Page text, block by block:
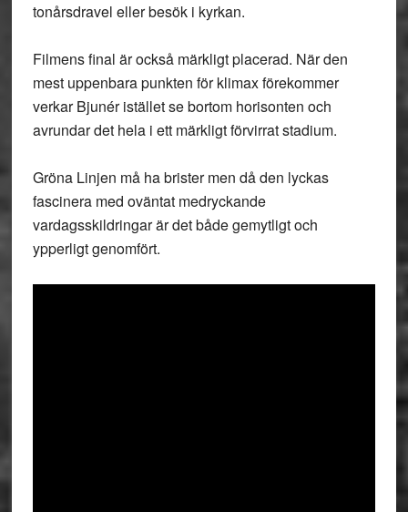
tonårsdravel eller besök i kyrkan.
Filmens final är också märkligt placerad. När den
mest uppenbara punkten för klimax förekommer
verkar Bjunér istället se bortom horisonten och
avrundar det hela i ett märkligt förvirrat stadium.
Gröna Linjen må ha brister men då den lyckas
fascinera med oväntat medryckande
vardagsskildringar är det både gemytligt och
ypperligt genomfört.